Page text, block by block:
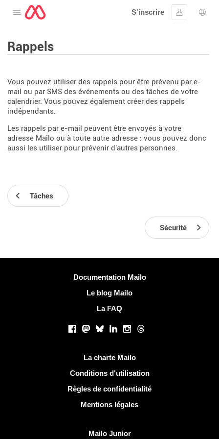
Ouvrir le menu
S'inscrire
Se
Rappels
Vous pouvez utiliser des rappels pour être prévenu par e-
mail ou par SMS des événements ou des tâches de votre
calendrier. Vous pouvez également créer des rappels
indépendants.
Les rappels par e-mail peuvent être envoyés à votre
adresse Mailo ou à toute autre adresse : vous pouvez donc
aussi les utiliser pour prévenir d'autres personnes.
Tâches
Sécurité
Documentation Mailo
Le blog Mailo
La FAQ
Facebook
Mastodon
BlueskyLinkedInInstagram
Threads
La charte Mailo
Conditions d'utilisation
Règles de confidentialité
Mentions légales
Mailo Junior